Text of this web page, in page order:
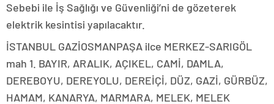
Sebebi ile İş Sağlığı ve Güvenliği’ni de gözeterek
elektrik kesintisi yapılacaktır.
İSTANBUL GAZİOSMANPAŞA ilce MERKEZ-SARIGÖL
mah 1. BAYIR, ARALIK, AÇIKEL, CAMİ, DAMLA,
DEREBOYU, DEREYOLU, DEREİÇİ, DÜZ, GAZİ, GÜRBÜZ,
HAMAM, KANARYA, MARMARA, MELEK, MELEK